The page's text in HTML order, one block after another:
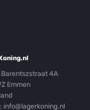
Barentszstraat 4A
Emmen
info@lagerkoning.nl